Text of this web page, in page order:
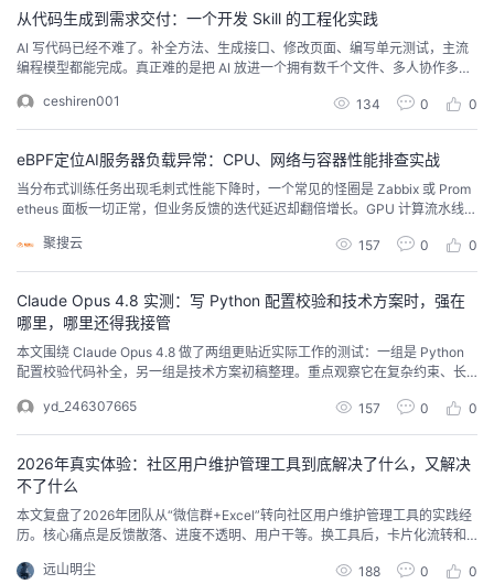
从代码生成到需求交付：一个开发 Skill 的工程化实践
AI 写代码已经不难了。补全方法、生成接口、修改页面、编写单元测试，主流
编程模型都能完成。真正难的是把 AI 放进一个拥有数千个文件、多人协作多
讯技术团队分享了一套移动端需求开发 Skill。它将需求收集、设计稿分析、任
务拆解、代码定位、编码、编译、模拟器验证、技术沉淀和代码提交串成了一
ceshiren001 134 0 0
eBPF定位AI服务器负载异常：CPU、网络与容器性能排查实战
当分布式训练任务出现毛刺式性能下降时，一个常见的怪圈是 Zabbix 或 Prom
etheus 面板一切正常，但业务反馈的迭代延迟却翻倍增长。GPU 计算流水线被
动或网络栈积压，传统工具很难捕捉到这种亚秒级的异常。利用 eBPF 定位 AI
服务器负载异常，相当于给内核装上一套非侵入的「实时显微镜」，不必修改
聚搜云 157 0 0
Claude Opus 4.8 实测：写 Python 配置校验和技术方案时，强在
哪里，哪里还得我接管
本文围绕 Claude Opus 4.8 做了两组更贴近实际工作的测试：一组是 Python
配置校验代码补全，另一组是技术方案初稿整理。重点观察它在复杂约束、长
在高约束输出和方案拆解上表现突出，适合作为开发与文档工作的高质量起
点；但涉及阈值设定、环境兼容和生产判断时，仍需人工复核。
yd_246307665 157 0 0
2026年真实体验：社区用户维护管理工具到底解决了什么，又解决
不了什么
本文复盘了2026年团队从“微信群+Excel”转向社区用户维护管理工具的实践经
历。核心痛点是反馈散落、进度不透明、用户干等。换工具后，卡片化流转和
结论：工具解决维护问题，沟通还得靠人。
远山明尘 188 0 0